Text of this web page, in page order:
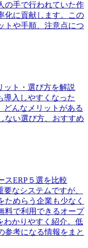
の手で行われていた作
化に貢献します。この
トや手順、注意点につ
ット・選び方を解説
導入しやすくなった
どんなメリットがある
ない選び方、おすすめ
スERP５選を比較
なシステムですが、
めらう企業も少なく
料で利用できるオープ
わかりやすく紹介。低
参考になる情報をまと